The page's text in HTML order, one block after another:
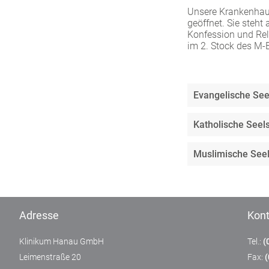
Unsere
geöffnet. Sie steht
Konfession und
im 2. Stock des M-
Evangelische
Katholische
Muslimische
Adresse
Klinikum Hanau GmbH
Leimenstraße 20
Tel.:
Fax:
Plattformen anzeigen zu können, werden von
diesen externen Medien Cookies gesetzt.